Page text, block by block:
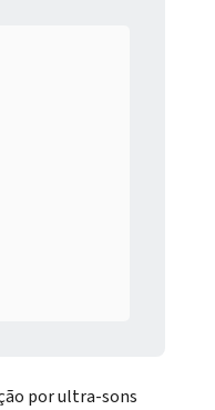
por ultra-sons